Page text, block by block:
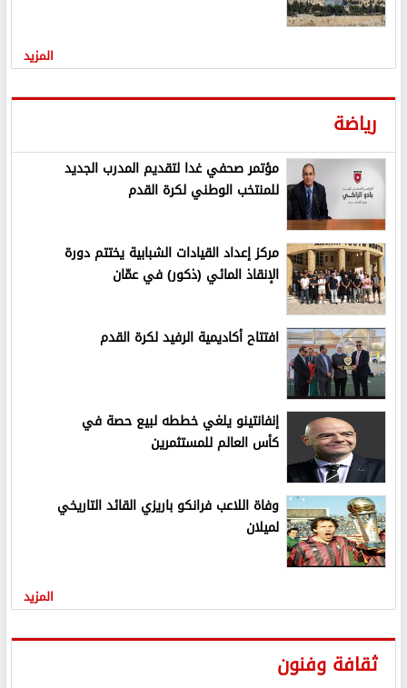
المزيد
رياضة
مؤتمر صحفي غدا لتقديم المدرب الجديد
للمنتخب الوطني لكرة القدم
مركز إعداد القيادات الشبابية يختتم دورة
الإنقاذ المائي (ذكور) في عمّان
افتتاح أكاديمية الرفيد لكرة القدم
إنفانتينو يلغي خططه لبيع حصة في
كأس العالم للمستثمرين
وفاة اللاعب فرانكو باريزي القائد التاريخي
لميلان
المزيد
ثقافة وفنون